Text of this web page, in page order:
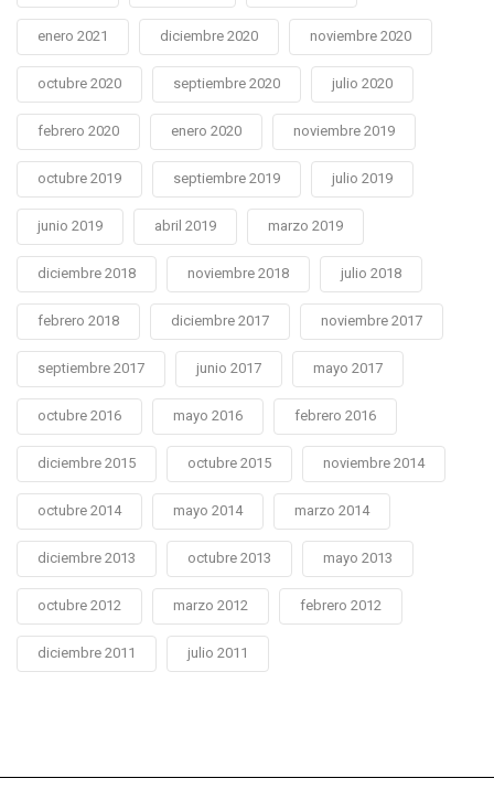
enero 2021 diciembre 2020 noviembre 2020
octubre 2020 septiembre 2020 julio 2020
febrero 2020 enero 2020 noviembre 2019
octubre 2019 septiembre 2019 julio 2019
junio 2019 abril 2019 marzo 2019
diciembre 2018 noviembre 2018 julio 2018
febrero 2018 diciembre 2017 noviembre 2017
septiembre 2017 junio 2017 mayo 2017
octubre 2016 mayo 2016 febrero 2016
diciembre 2015 octubre 2015 noviembre 2014
octubre 2014 mayo 2014 marzo 2014
diciembre 2013 octubre 2013 mayo 2013
octubre 2012 marzo 2012 febrero 2012
diciembre 2011 julio 2011